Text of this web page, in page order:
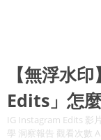
【無浮水
Edits」怎
IG Instagram Edits 影
學 洞察報告 觀看次數